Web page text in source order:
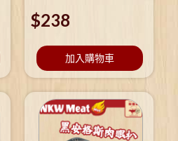
$238
加入購物車